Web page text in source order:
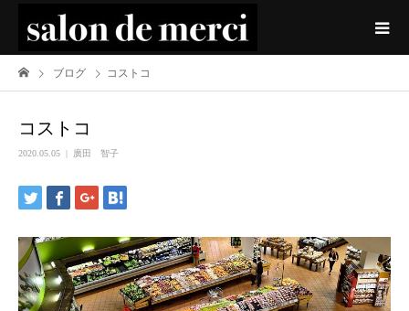
ブログ コストコ
コストコ
2020.05.05 廣田 智子